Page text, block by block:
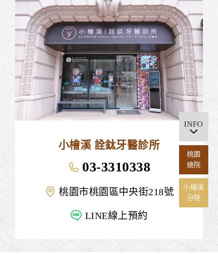
小檜溪 詮鈦牙醫診所
03-3310338
桃園市桃園區中央街218號
LINE線上預約
INFO
桃園
總院
小檜溪
分院